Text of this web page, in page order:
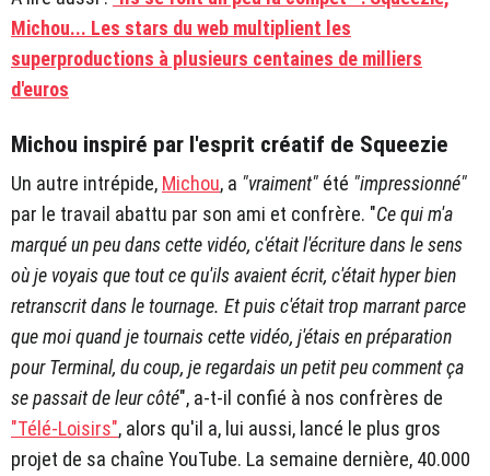
Michou... Les stars du web multiplient les
superproductions à plusieurs centaines de milliers
d'euros
Michou inspiré par l'esprit créatif de Squeezie
Un autre intrépide, Michou, a "vraiment" été "impressionné"
par le travail abattu par son ami et confrère. "Ce qui m'a
marqué un peu dans cette vidéo, c'était l'écriture dans le sens
où je voyais que tout ce qu'ils avaient écrit, c'était hyper bien
retranscrit dans le tournage. Et puis c'était trop marrant parce
que moi quand je tournais cette vidéo, j'étais en préparation
pour Terminal, du coup, je regardais un petit peu comment ça
se passait de leur côté", a-t-il confié à nos confrères de
"Télé-Loisirs", alors qu'il a, lui aussi, lancé le plus gros
projet de sa chaîne YouTube. La semaine dernière, 40.000